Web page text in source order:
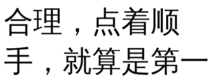
合理，点着顺
手，就算是第一